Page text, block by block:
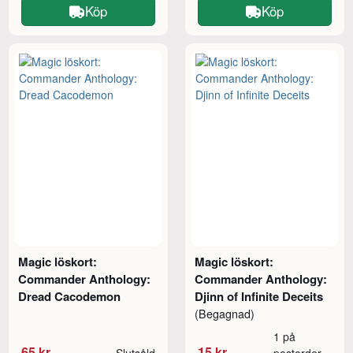
Köp Köp
Magic löskort:
Commander Anthology:
Dread Cacodemon
Magic löskort:
Commander Anthology:
Djinn of Infinite Deceits
(Begagnad)
1 på